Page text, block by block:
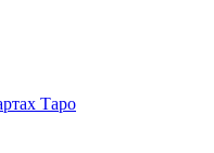
Таро